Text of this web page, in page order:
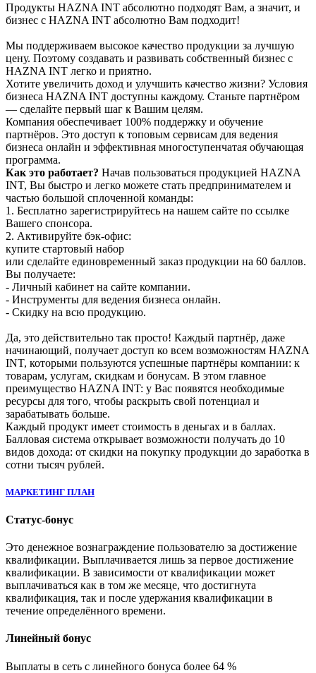
Продукты HAZNA INT абсолютно подходят Вам, а значит, и
бизнес с HAZNA INT абсолютно Вам подходит!
Мы поддерживаем высокое качество продукции за лучшую
цену. Поэтому создавать и развивать собственный бизнес с
HAZNA INT легко и приятно.
Хотите увеличить доход и улучшить качество жизни? Условия
бизнеса HAZNA INT доступны каждому. Станьте партнёром
— сделайте первый шаг к Вашим целям.
Компания обеспечивает 100% поддержку и обучение
партнёров. Это доступ к топовым сервисам для ведения
бизнеса онлайн и эффективная многоступенчатая обучающая
программа.
Как это работает? Начав пользоваться продукцией HAZNA
INT, Вы быстро и легко можете стать предпринимателем и
частью большой сплоченной команды:
1. Бесплатно зарегистрируйтесь на нашем сайте по ссылке
Вашего спонсора.
2. Активируйте бэк-офис:
купите стартовый набор
или сделайте единовременный заказ продукции на 60 баллов.
Вы получаете:
- Личный кабинет на сайте компании.
- Инструменты для ведения бизнеса онлайн.
- Скидку на всю продукцию.
Да, это действительно так просто! Каждый партнёр, даже
начинающий, получает доступ ко всем возможностям HAZNA
INT, которыми пользуются успешные партнёры компании: к
товарам, услугам, скидкам и бонусам. В этом главное
преимущество HAZNA INT: у Вас появятся необходимые
ресурсы для того, чтобы раскрыть свой потенциал и
зарабатывать больше.
Каждый продукт имеет стоимость в деньгах и в баллах.
Балловая система открывает возможности получать до 10
видов дохода: от скидки на покупку продукции до заработка в
сотни тысяч рублей.
МАРКЕТИНГ ПЛАН
Статус-бонус
Это денежное вознаграждение пользователю за достижение
квалификации. Выплачивается лишь за первое достижение
квалификации. В зависимости от квалификации может
выплачиваться как в том же месяце, что достигнута
квалификация, так и после удержания квалификации в
течение определённого времени.
Линейный бонус
Выплаты в сеть с линейного бонуса более 64 %